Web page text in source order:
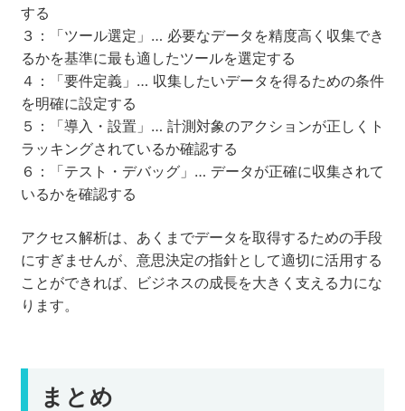
する
３：「ツール選定」… 必要なデータを精度高く収集でき
るかを基準に最も適したツールを選定する
４：「要件定義」… 収集したいデータを得るための条件
を明確に設定する
５：「導入・設置」… 計測対象のアクションが正しくト
ラッキングされているか確認する
６：「テスト・デバッグ」… データが正確に収集されて
いるかを確認する
アクセス解析は、あくまでデータを取得するための手段
にすぎませんが、意思決定の指針として適切に活用する
ことができれば、ビジネスの成長を大きく支える力にな
ります。
まとめ